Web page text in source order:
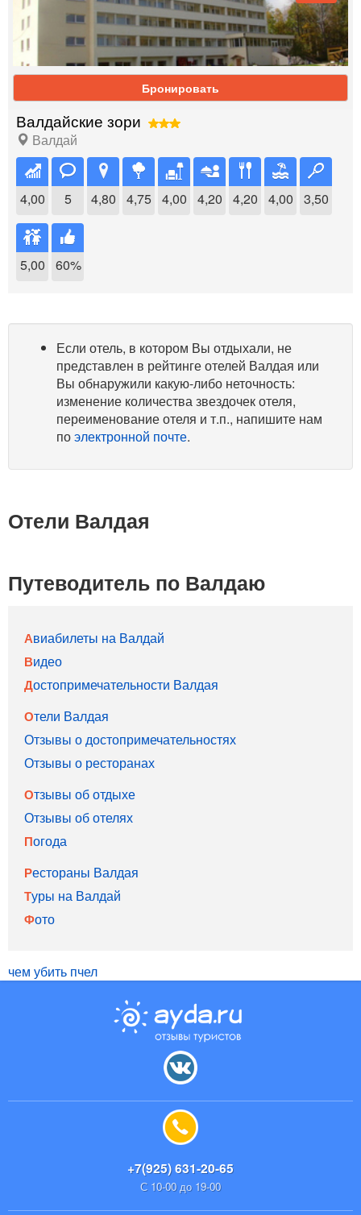
Бронировать
Валдайские зори
Валдай
4,00 5 4,80 4,75 4,00 4,20 4,20 4,00 3,50
5,00 60%
Если отель, в котором Вы отдыхали, не
представлен в рейтинге отелей Валдая или
Вы обнаружили какую-либо неточность:
изменение количества звездочек отеля,
переименование отеля и т.п., напишите нам
поэлектронной почте.
Отели Валдая
Путеводитель по Валдаю
Авиабилеты на Валдай
Видео
Достопримечательности Валдая
Отели Валдая
Отзывы о достопримечательностях
Отзывы о ресторанах
Отзывы об отдыхе
Отзывы об отелях
Погода
Рестораны Валдая
Туры на Валдай
Фото
чем убить пчел
+7(925) 631-20-65
С 10-00 до 19-00